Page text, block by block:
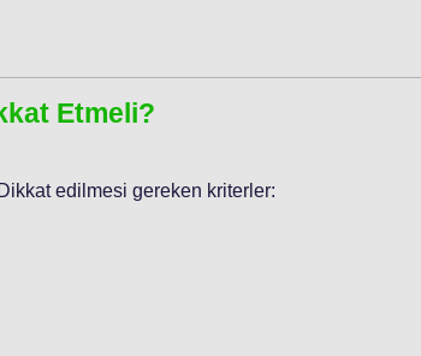
Etmeli?
edilmesi gereken kriterler: